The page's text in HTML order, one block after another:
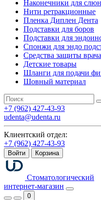
Наконечники для
Нити ретракционные
Пленка Диплен Дента
Подставки для боров
Подставки для
Спонжи для эндо
Средства защиты
Детские товары
Шланги для подачи
Шовный материал
+7 (962) 427-43-93
udenta@udenta.ru
Клиентский отдел:
+7 (962) 427-43-93
Войти Корзина
Стоматологический
интернет-магазин
0